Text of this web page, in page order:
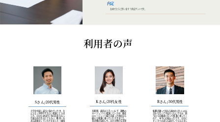
内定
おめでとうございます！内定ゲットです。
利用者の声
Sさん/20代男性
大学を中退し途方に暮れていた​中、な
んとなくKRESTさんに相談​してみま
した。自分自身気付く事​の出来なかっ
た強みを引き出して​もらい、数多くを
求人提案をして​いただきました！面接
Kさん/20代女性
長期間、就活が上手くいかず、複​数の
エージェントに相談していた​中、他社
のエージェント様とは違​った角度から
様々な相談に乗って​いただきました。
各書類の見直し​や、自分が輝ける業界
Rさん/30代男性
転職活動って何から始めればいい​のか
分からなくて不安だったんで​すが、担
当の方が親身になって相​談に乗ってく
れて、本当に心強か​ったです。自分に
ピッタリの求人​も紹介してもらえまし